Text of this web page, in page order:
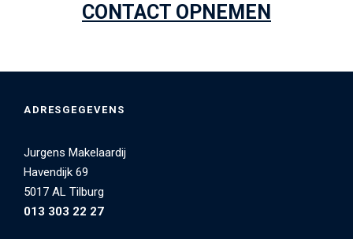
CONTACT OPNEMEN
ADRESGEGEVENS
Jurgens Makelaardij
Havendijk 69
5017 AL Tilburg
013 303 22 27